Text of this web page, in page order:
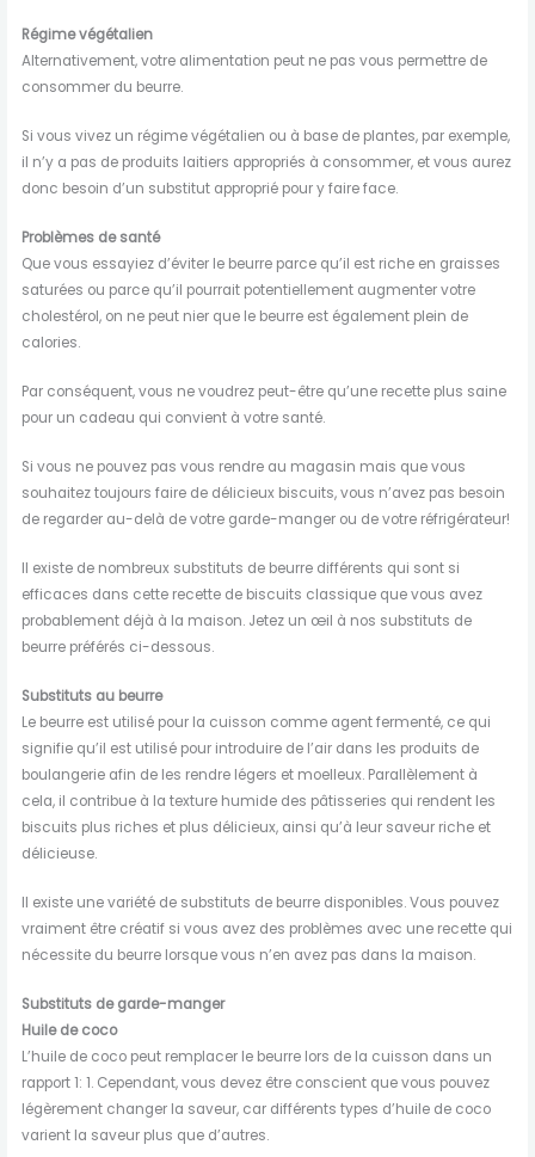
Régime végétalien
Alternativement, votre alimentation peut ne pas vous permettre de
consommer du beurre.
Si vous vivez un régime végétalien ou à base de plantes, par exemple,
il n’y a pas de produits laitiers appropriés à consommer, et vous aurez
donc besoin d’un substitut approprié pour y faire face.
Problèmes de santé
Que vous essayiez d’éviter le beurre parce qu’il est riche en graisses
saturées ou parce qu’il pourrait potentiellement augmenter votre
cholestérol, on ne peut nier que le beurre est également plein de
calories.
Par conséquent, vous ne voudrez peut-être qu’une recette plus saine
pour un cadeau qui convient à votre santé.
Si vous ne pouvez pas vous rendre au magasin mais que vous
souhaitez toujours faire de délicieux biscuits, vous n’avez pas besoin
de regarder au-delà de votre garde-manger ou de votre réfrigérateur!
Il existe de nombreux substituts de beurre différents qui sont si
efficaces dans cette recette de biscuits classique que vous avez
probablement déjà à la maison. Jetez un œil à nos substituts de
beurre préférés ci-dessous.
Substituts au beurre
Le beurre est utilisé pour la cuisson comme agent fermenté, ce qui
signifie qu’il est utilisé pour introduire de l’air dans les produits de
boulangerie afin de les rendre légers et moelleux. Parallèlement à
cela, il contribue à la texture humide des pâtisseries qui rendent les
biscuits plus riches et plus délicieux, ainsi qu’à leur saveur riche et
délicieuse.
Il existe une variété de substituts de beurre disponibles. Vous pouvez
vraiment être créatif si vous avez des problèmes avec une recette qui
nécessite du beurre lorsque vous n’en avez pas dans la maison.
Substituts de garde-manger
Huile de coco
L’huile de coco peut remplacer le beurre lors de la cuisson dans un
rapport 1: 1. Cependant, vous devez être conscient que vous pouvez
légèrement changer la saveur, car différents types d’huile de coco
varient la saveur plus que d’autres.